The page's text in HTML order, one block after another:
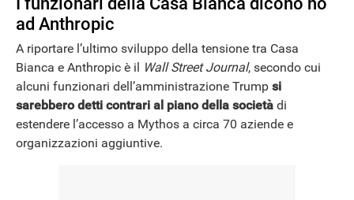
ad Anthropic
A riportare l’ultimo sviluppo della tensione tra Casa
Bianca e Anthropic è il Wall Street Journal, secondo cui
alcuni funzionari dell’amministrazione Trump si
sarebbero detti contrari al piano della società di
estendere l’accesso a Mythos a circa 70 aziende e
organizzazioni aggiuntive.